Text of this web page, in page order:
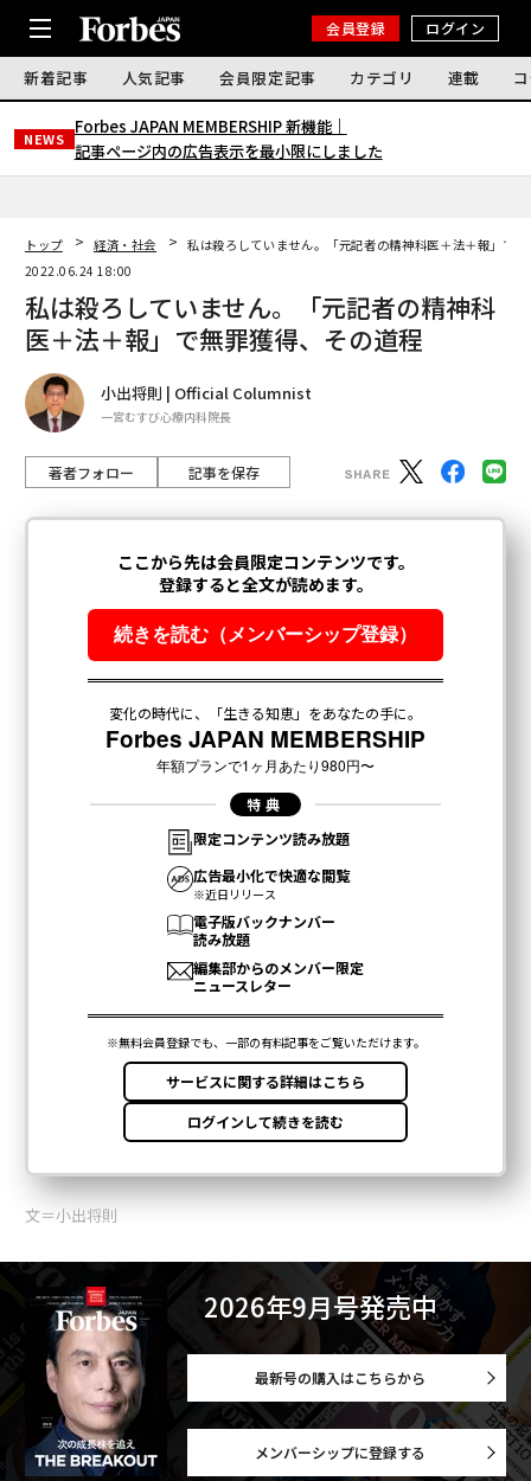
会員登録 ログイン
新着記事 人気記事 会員限定記事 カテゴリ 連載
NEWS
Forbes JAPAN MEMBERSHIP 新機能｜
記事ページ内の広告表示を最小限にしました
トップ 経済・社会
私は殺ろしていません。「元記者の精神科医＋法＋報」で
2022.06.24 18:00
私は殺ろしていません。「元記者の精神科
医＋法＋報」で無罪獲得、その道程
小出将則 | Official Columnist
一宮むすび心療内科院長
著者フォロー 記事を保存
文＝小出将則
2026年9月号発売中
最新号の購入はこちらから
メンバーシップに登録する